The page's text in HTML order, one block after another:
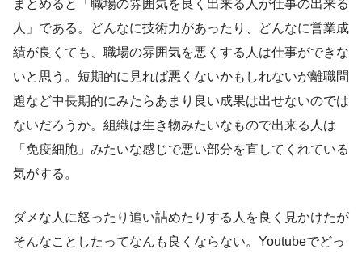
まとめると「職場の雰囲気を良く出来る人が仕事の出来る
人」である。どんなに技術力があったり、どんなに営業成
績が良くても、職場の雰囲気を悪くする人は仕事ができな
いと思う。短期的に見れば悪くないかもしれないが離職問
題など中長期的にみたらあまり良い成果は出せないのでは
ないだろうか。組織は生き物みたいなもので出来る人は
「免疫細胞」みたいな感じで悪い部分を直してくれている
気がする。
ダメな人に怒ったり追い詰めたりする人を良く見かけたが
そんなことしたってなんも良くならない。Youtubeでどっ